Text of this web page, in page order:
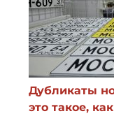
Дубликаты
это такое,